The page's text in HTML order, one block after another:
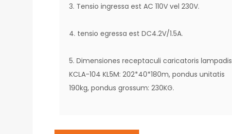
3. Tensio ingressa est AC 110V vel 230V.
4. tensio egressa est DC4.2V/1.5A.
5. Dimensiones receptaculi caricatoris lampadis
KCLA-104 KL5M: 202*40*180m, pondus unitatis
190kg, pondus grossum: 230KG.